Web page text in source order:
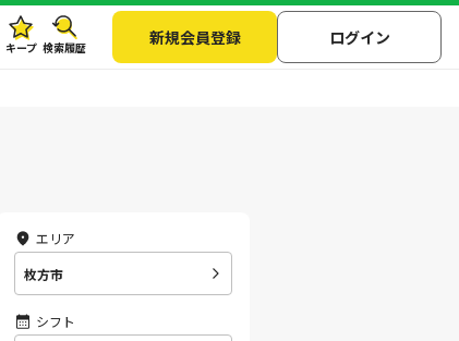
キープ 検索履歴 新規会員登録 ログイン
エリア
枚方市
シフト